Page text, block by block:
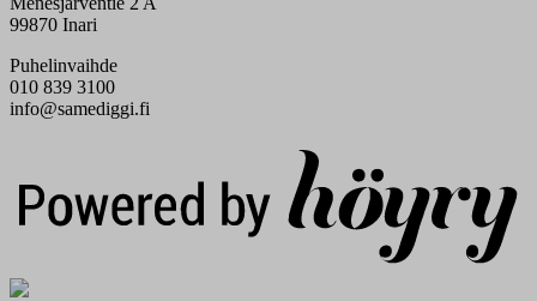
99870 Inari
Puhelinvaihde
010 839 3100
info@samediggi.fi